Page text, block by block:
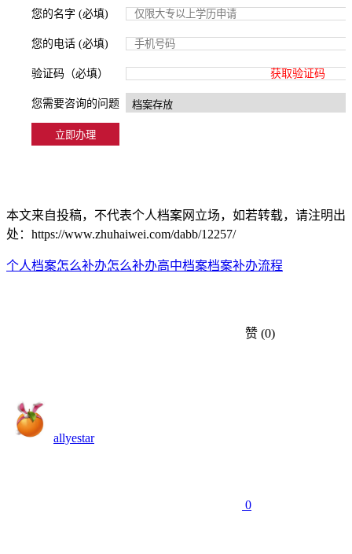
您的名字 (必填)
您的电话 (必填)
验证码（必填） 获取验证码
您需要咨询的问题
本文来自投稿，不代表个人档案网立场，如若转载，请注明出
处：https://www.zhuhaiwei.com/dabb/12257/
个人档案怎么补办怎么补办高中档案档案补办流程
赞 (0)
allyestar
0